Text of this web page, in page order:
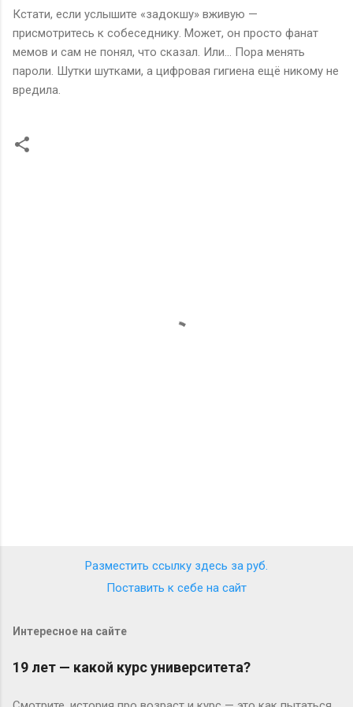
Кстати, если услышите «задокшу» вживую —
присмотритесь к собеседнику. Может, он просто фанат
мемов и сам не понял, что сказал. Или… Пора менять
пароли. Шутки шутками, а цифровая гигиена ещё никому не
вредила.
Разместить ссылку здесь за руб.
Поставить к себе на сайт
Интересное на сайте
19 лет — какой курс университета?